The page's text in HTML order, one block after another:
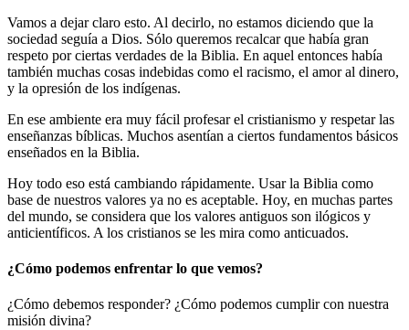
Vamos a dejar claro esto. Al decirlo, no estamos diciendo que la
sociedad seguía a Dios. Sólo queremos recalcar que había gran
respeto por ciertas verdades de la Biblia. En aquel entonces había
también muchas cosas indebidas como el racismo, el amor al dinero,
y la opresión de los indígenas.
En ese ambiente era muy fácil profesar el cristianismo y respetar las
enseñanzas bíblicas. Muchos asentían a ciertos fundamentos básicos
enseñados en la Biblia.
Hoy todo eso está cambiando rápidamente. Usar la Biblia como
base de nuestros valores ya no es aceptable. Hoy, en muchas partes
del mundo, se considera que los valores antiguos son ilógicos y
anticientíficos. A los cristianos se les mira como anticuados.
¿Cómo podemos enfrentar lo que vemos?
¿Cómo debemos responder? ¿Cómo podemos cumplir con nuestra
misión divina?